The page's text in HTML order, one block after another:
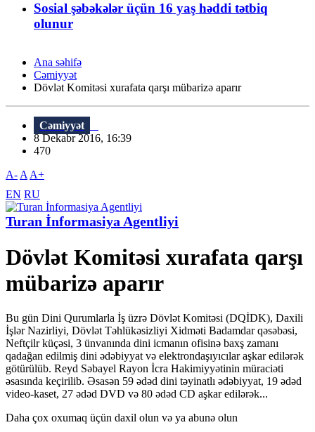
Sosial şəbəkələr üçün 16 yaş həddi tətbiq
olunur
Ana səhifə
Cəmiyyət
Dövlət Komitəsi xurafata qarşı mübarizə aparır
Cəmiyyət
8 Dekabr 2016, 16:39
470
A- A A+
EN RU
Turan İnformasiya Agentliyi
Dövlət Komitəsi xurafata qarşı
mübarizə aparır
Bu gün Dini Qurumlarla İş üzrə Dövlət Komitəsi (DQİDK), Daxili
İşlər Nazirliyi, Dövlət Təhlükəsizliyi Xidməti Badamdar qəsəbəsi,
Neftçilr küçəsi, 3 ünvanında dini icmanın ofisinə baxş zamanı
qadağan edilmiş dini ədəbiyyat və elektrondaşıyıcılar aşkar edilərək
götürülüb. Reyd Səbayel Rayon İcra Hakimiyyətinin müraciəti
əsasında keçirilib. Əsasən 59 ədəd dini təyinatlı ədəbiyyat, 19 ədəd
video-kaset, 27 ədəd DVD və 80 ədəd CD aşkar edilərək...
Daha çox oxumaq üçün daxil olun və ya abunə olun